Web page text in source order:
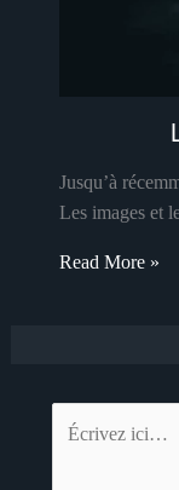
Jusqu’à
Les images et
Read More »
ici…